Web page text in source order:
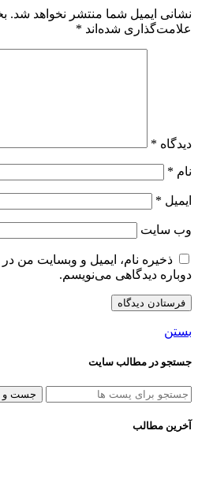
نشانی ایمیل شما منتشر نخواهد شد.
علامت‌گذاری شده‌اند *
دیدگاه *
نام *
ایمیل *
وب‌ سایت
ذخیره نام، ایمیل و وبسایت من
دوباره دیدگاهی می‌نویسم.
بستن
جستجو در مطالب سایت
جست و
آخرین مطالب